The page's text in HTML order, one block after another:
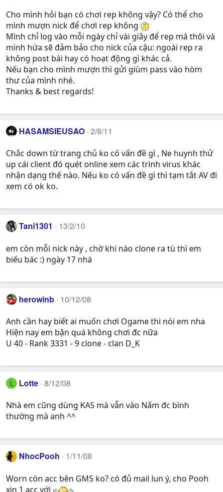
Cho mình hỏi bạn có chơi rep không vậy? Có thể cho
mình mượn nick để chơi rep không
Mình chỉ log vào mỗi ngày chỉ vài giây để rep mà thôi và
mình hứa sẽ đảm bảo cho nick của cậu: ngoài rep ra
không post bài hay có hoạt động gì khác cả.
Nếu bạn cho mình mượn thì gửi giùm pass vào hòm
thư của mình nhé.
Thanks & best regards!
HASAMSIEUSAO 2/8/11
Chắc down từ trang chủ ko có vấn đề gì , Ne huynh thử
up cái client đó quét online xem các trình virus khác
nhận dạng thế nào. Nếu ko có vấn đề gì thì tạm tắt AV đi
xem có ok ko.
Tani1301 13/2/10
em còn mỗi nick này , chờ khi nào clone ra tù thì em
biếu bác :) ngày 17 nhá
herowinb 10/12/08
Anh cần hay biết ai muốn chơi Ogame thi nói em nha
Hiện nay em bận quá không chơi đc nữa
U 40 - Rank 3331 - 9 clone - clan D_K
L Lotte 8/12/08
Nhà em cũng dùng KAS mà vẫn vào Nấm đc bình
thường mà anh ^^
NhocPooh 1/11/08
Worn còn acc bên GMS ko? có đủ mail lun ý, cho Pooh
xin 1 acc với